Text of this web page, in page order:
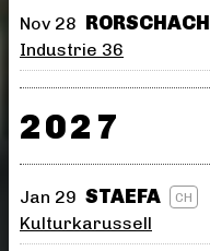
Nov 28 RORSCHACH
Industrie 36
2027
Jan 29 CH
STAEFA
Kulturkarussell